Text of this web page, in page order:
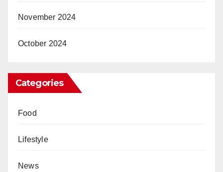
November 2024
October 2024
Categories
Food
Lifestyle
News